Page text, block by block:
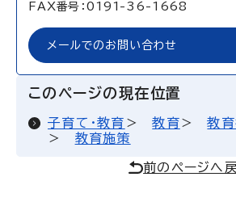
FAX番号：0191-36-1668
メールでのお問い合わせ
このページの現在位置
子育て・教育 教育
教
教育施策
前のページへ